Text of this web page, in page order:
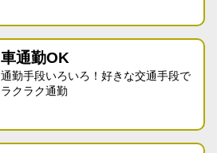
車通勤OK
通勤手段いろいろ！好きな交通手段で
ラクラク通勤